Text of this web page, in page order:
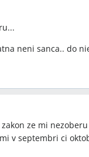
trvalý
(
Fándlyho
Jasle Včielka (jasle-
vedúci
neni sanca.. do
ze mi
v septembri ci